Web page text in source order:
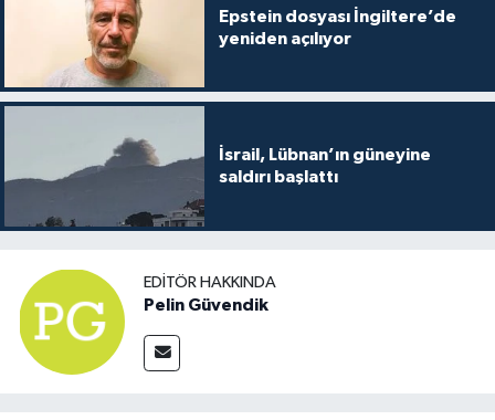
Epstein dosyası İngiltere’de
yeniden açılıyor
İsrail, Lübnan’ın güneyine
saldırı başlattı
EDITÖR HAKKINDA
Pelin Güvendik